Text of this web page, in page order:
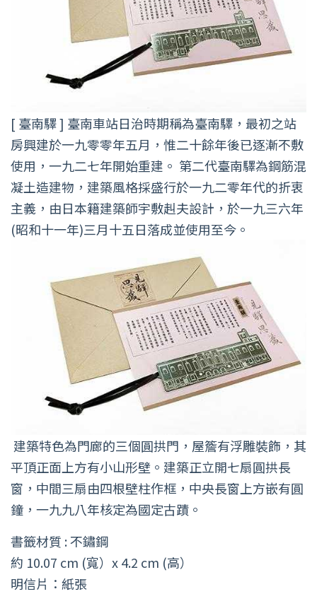
[ 臺南驛 ] 臺南車站日治時期稱為臺南驛，最初之站
房興建於一九零零年五月，惟二十餘年後已逐漸不敷
使用，一九二七年開始重建。 第二代臺南驛為鋼筋混
凝土造建物，建築風格採盛行於一九二零年代的折衷
主義，由日本籍建築師宇敷赳夫設計，於一九三六年
(昭和十一年)三月十五日落成並使用至今。
建築特色為門廊的三個圓拱門，屋簷有浮雕裝飾，其
平頂正面上方有小山形壁。建築正立開七扇圓拱長
窗，中間三扇由四根壁柱作框，中央長窗上方嵌有圓
鐘，一九九八年核定為國定古蹟。
書籤材質 : 不鏽鋼
約 10.07 cm (寬）x 4.2 cm (高）
明信片：紙張